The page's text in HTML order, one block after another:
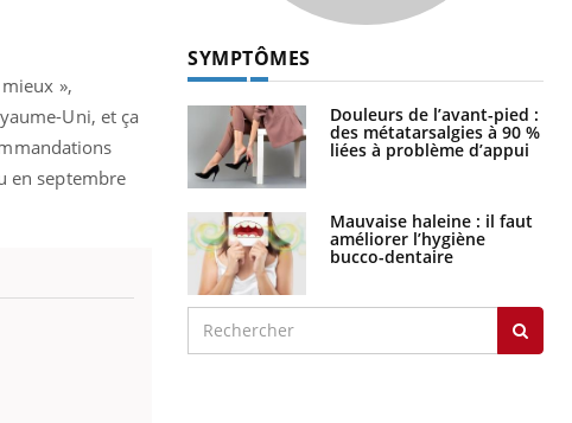
»,
Uni, et ça
en septembre
SYMPTÔMES
Douleurs de l’avant-pied :
des métatarsalgies à 90 %
liées à problème d’appui
Mauvaise haleine : il faut
améliorer l’hygiène
bucco-dentaire